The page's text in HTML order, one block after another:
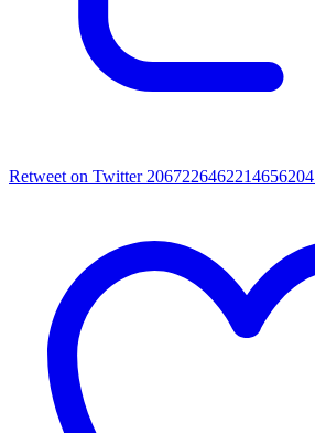
Retweet on Twitter 2067226462214656204